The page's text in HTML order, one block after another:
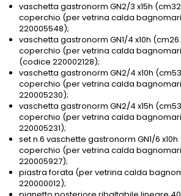
vaschetta gastronorm GN2/3 x15h
coperchio (per vetrina calda
220005548);
vaschetta gastronorm GN1/4 x10h
coperchio (per vetrina calda
(codice 220002128);
vaschetta gastronorm GN2/4 x10h
coperchio (per vetrina calda
220005230);
vaschetta gastronorm GN2/4 x15h
coperchio (per vetrina calda
220005231);
set n.6 vaschette gastronorm GN1/6 x10h
coperchio (per vetrina calda
220005927);
piastra forata (per vetrina calda
220000012);